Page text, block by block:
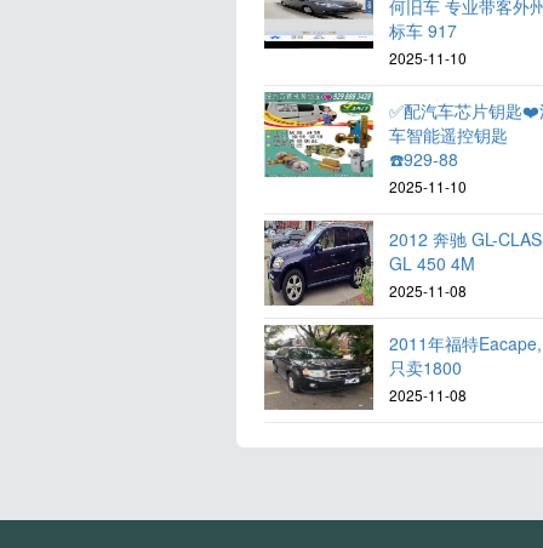
何旧车 专业带客外
标车 917
2025-11-10
✅配汽车芯片钥匙
车智能遥控钥匙
☎️929-88
2025-11-10
2012 奔驰 GL-
GL 450 4M
2025-11-08
2011年福特Eacape,
只卖1800
2025-11-08